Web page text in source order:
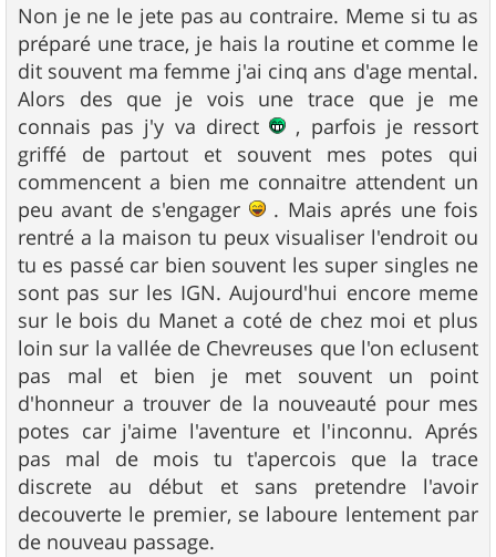
s
s
a
g
e
Non je ne le jete pas au contraire. Meme si tu as
préparé une trace, je hais la routine et comme le
dit souvent ma femme j'ai cinq ans d'age mental.
Alors des que je vois une trace que je me
connais pas j'y va direct
, parfois je ressort
griffé de partout et souvent mes potes qui
commencent a bien me connaitre attendent un
peu avant de s'engager
. Mais aprés une fois
rentré a la maison tu peux visualiser l'endroit ou
tu es passé car bien souvent les super singles ne
sont pas sur les IGN. Aujourd'hui encore meme
sur le bois du Manet a coté de chez moi et plus
loin sur la vallée de Chevreuses que l'on eclusent
pas mal et bien je met souvent un point
d'honneur a trouver de la nouveauté pour mes
potes car j'aime l'aventure et l'inconnu. Aprés
pas mal de mois tu t'apercois que la trace
discrete au début et sans pretendre l'avoir
decouverte le premier, se laboure lentement par
de nouveau passage.